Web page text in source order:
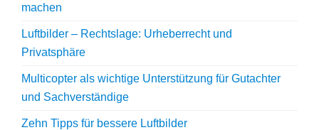
machen
Luftbilder – Rechtslage: Urheberrecht und
Privatsphäre
Multicopter als wichtige Unterstützung für Gutachter
und Sachverständige
Zehn Tipps für bessere Luftbilder